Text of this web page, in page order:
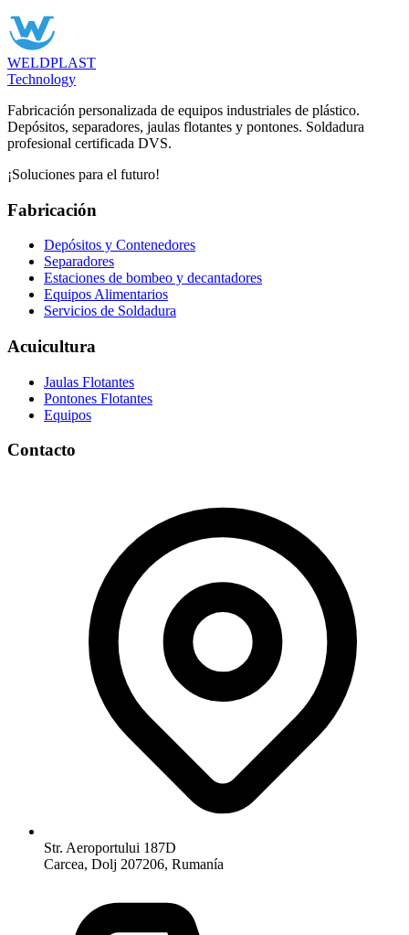
WELDPLAST
Technology
Fabricación personalizada de equipos industriales de plástico.
Depósitos, separadores, jaulas flotantes y pontones. Soldadura
profesional certificada DVS.
¡Soluciones para el futuro!
Fabricación
Depósitos y Contenedores
Separadores
Estaciones de bombeo y decantadores
Equipos Alimentarios
Servicios de Soldadura
Acuicultura
Jaulas Flotantes
Pontones Flotantes
Equipos
Contacto
Str. Aeroportului 187D
Carcea, Dolj 207206, Rumanía